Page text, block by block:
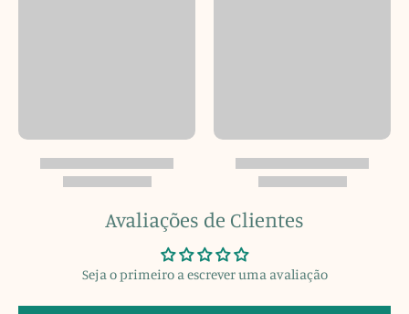
Avaliações de Clientes
Seja o primeiro a escrever uma avaliação